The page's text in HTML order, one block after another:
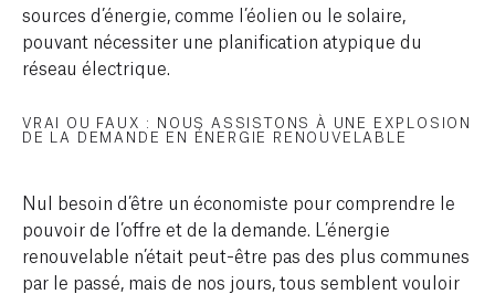
sources d’énergie, comme l’éolien ou le solaire,
pouvant nécessiter une planification atypique du
réseau électrique.
VRAI OU FAUX : NOUS ASSISTONS À UNE EXPLOSION
DE LA DEMANDE EN ÉNERGIE RENOUVELABLE
Nul besoin d’être un économiste pour comprendre le
pouvoir de l’offre et de la demande. L’énergie
renouvelable n’était peut-être pas des plus communes
par le passé, mais de nos jours, tous semblent vouloir